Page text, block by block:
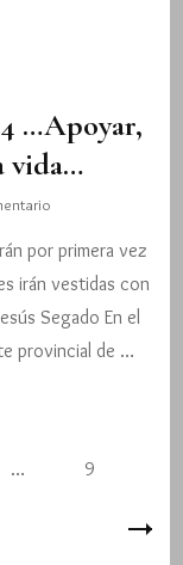
…Apoyar,
vida…
Larios
MFW
…
Apoyar,
vida…
por primera vez
irán vestidas con
Segado En el
provincial de …
… Página
9